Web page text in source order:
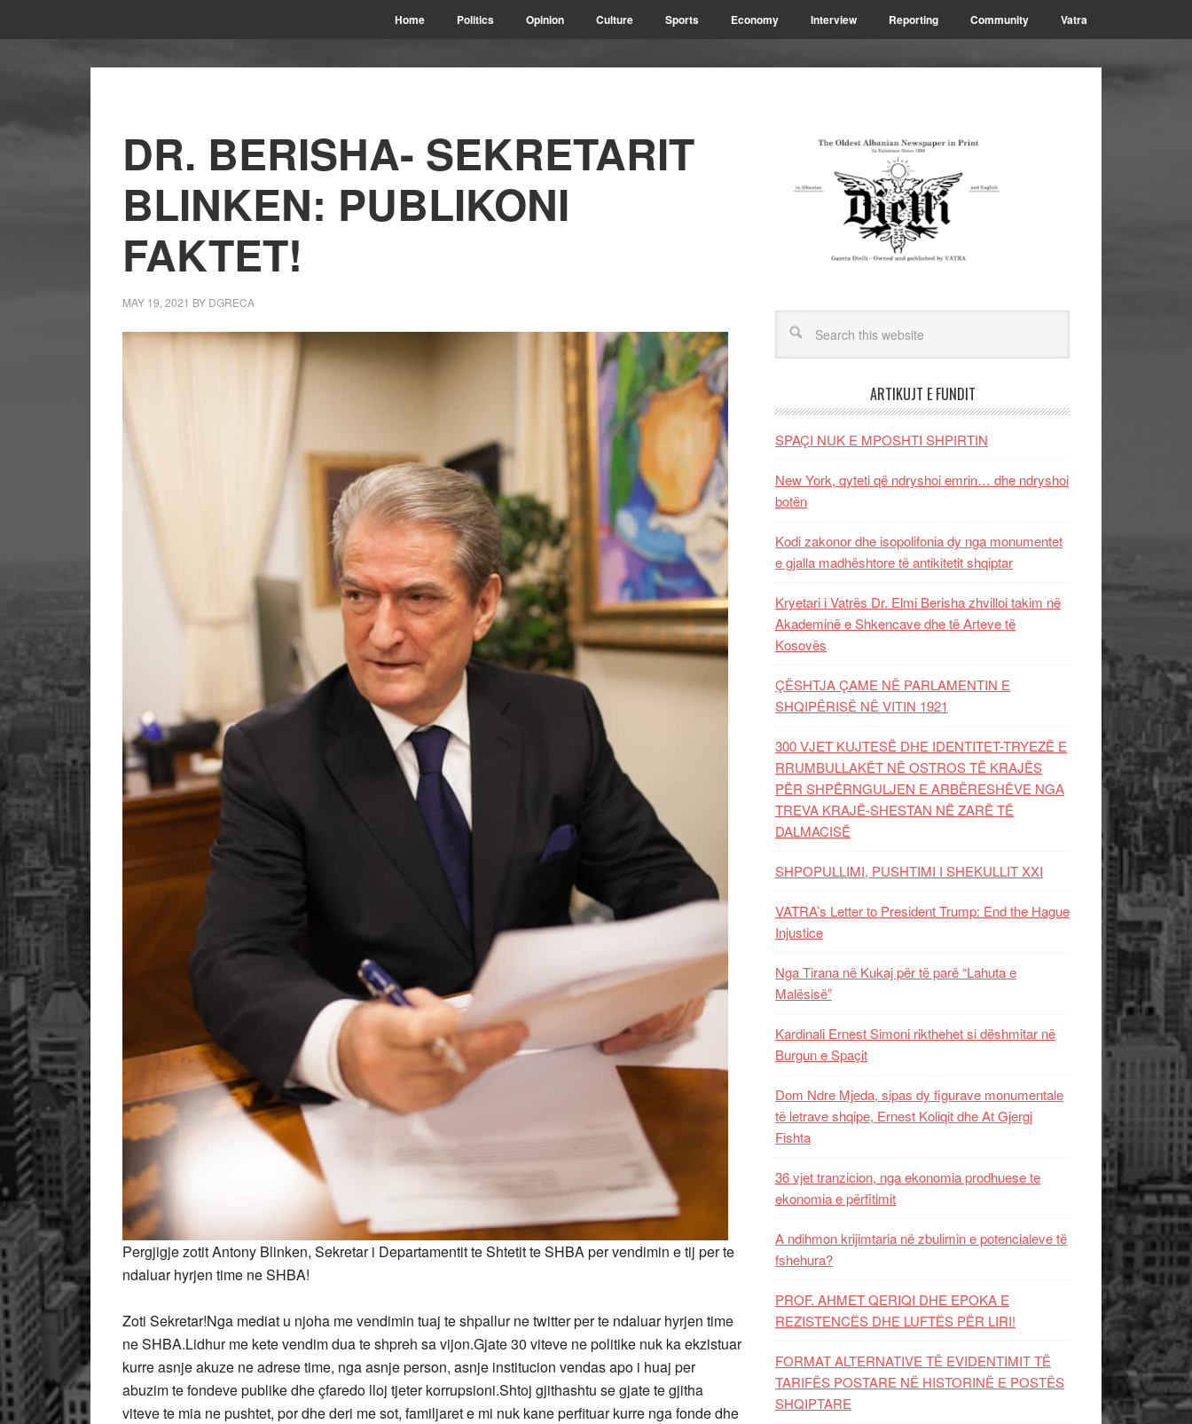
Home Politics Opinion Culture Sports Economy Interview Reporting Community Vatra
DR. BERISHA- SEKRETARIT
BLINKEN: PUBLIKONI
FAKTET!
MAY 19, 2021 BY DGRECA
Pergjigje zotit Antony Blinken, Sekretar i Departamentit te Shtetit te SHBA per vendimin e tij per te
ndaluar hyrjen time ne SHBA!
Zoti Sekretar!Nga mediat u njoha me vendimin tuaj te shpallur ne twitter per te ndaluar hyrjen time
ne SHBA.Lidhur me kete vendim dua te shpreh sa vijon.Gjate 30 viteve ne politike nuk ka ekzistuar
kurre asnje akuze ne adrese time, nga asnje person, asnje institucion vendas apo i huaj per
abuzim te fondeve publike dhe çfaredo lloj tjeter korrupsioni.Shtoj gjithashtu se gjate te gjitha
viteve te mia ne pushtet, por dhe deri me sot, familjaret e mi nuk kane perfituar kurre nga fonde dhe
ARTIKUJT E FUNDIT
SPAÇI NUK E MPOSHTI SHPIRTIN
New York, qyteti që ndryshoi emrin… dhe ndryshoi
botën
Kodi zakonor dhe isopolifonia dy nga monumentet
e gjalla madhështore të antikitetit shqiptar
Kryetari i Vatrës Dr. Elmi Berisha zhvilloi takim në
Akademinë e Shkencave dhe të Arteve të
Kosovës
ÇËSHTJA ÇAME NË PARLAMENTIN E
SHQIPËRISË NË VITIN 1921
300 VJET KUJTESË DHE IDENTITET-TRYEZË E
RRUMBULLAKËT NË OSTROS TË KRAJËS
PËR SHPËRNGULJEN E ARBËRESHËVE NGA
TREVA KRAJË-SHESTAN NË ZARË TË
DALMACISË
SHPOPULLIMI, PUSHTIMI I SHEKULLIT XXI
VATRA’s Letter to President Trump: End the Hague
Injustice
Nga Tirana në Kukaj për të parë “Lahuta e
Malësisë”
Kardinali Ernest Simoni rikthehet si dëshmitar në
Burgun e Spaçit
Dom Ndre Mjeda, sipas dy figurave monumentale
të letrave shqipe, Ernest Koliqit dhe At Gjergj
Fishta
36 vjet tranzicion, nga ekonomia prodhuese te
ekonomia e përfitimit
A ndihmon krijimtaria në zbulimin e potencialeve të
fshehura?
PROF. AHMET QERIQI DHE EPOKA E
REZISTENCЁS DHE LUFTЁS PЁR LIRI!
FORMAT ALTERNATIVE TË EVIDENTIMIT TË
TARIFËS POSTARE NË HISTORINË E POSTËS
SHQIPTARE